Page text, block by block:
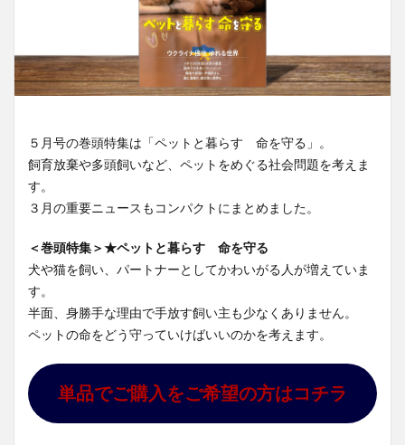
５月号の巻頭特集は「ペットと暮らす 命を守る」。
飼育放棄や多頭飼いなど、ペットをめぐる社会問題を考えま
す。
３月の重要ニュースもコンパクトにまとめました。
＜巻頭特集＞★ペットと暮らす 命を守る
犬や猫を飼い、パートナーとしてかわいがる人が増えていま
す。
半面、身勝手な理由で手放す飼い主も少なくありません。
ペットの命をどう守っていけばいいのかを考えます。
単品でご購入をご希望の方はコチラ